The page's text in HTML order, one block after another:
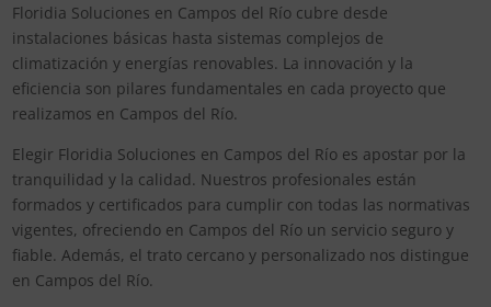
Floridia Soluciones en Campos del Río cubre desde
instalaciones básicas hasta sistemas complejos de
climatización y energías renovables. La innovación y la
eficiencia son pilares fundamentales en cada proyecto que
realizamos en Campos del Río.
Elegir Floridia Soluciones en Campos del Río es apostar por la
tranquilidad y la calidad. Nuestros profesionales están
formados y certificados para cumplir con todas las normativas
vigentes, ofreciendo en Campos del Río un servicio seguro y
fiable. Además, el trato cercano y personalizado nos distingue
en Campos del Río.